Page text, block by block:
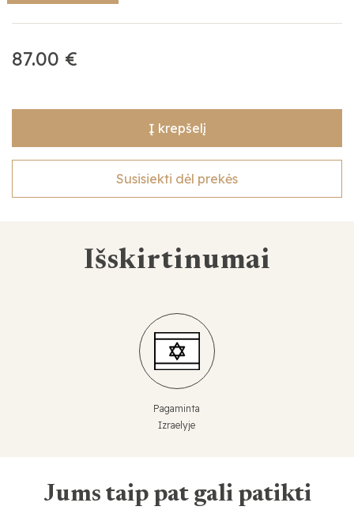
87.00 €
Į krepšelį
Susisiekti dėl prekės
Išskirtinumai
Pagaminta
Izraelyje
Jums taip pat gali patikti